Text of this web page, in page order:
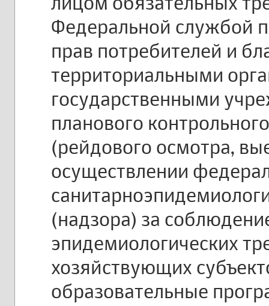
Федеральной службой
прав потребителей и
территориальными
государственными
планового
(рейдового осмотра,
осуществлении
(надзора) за
эпидемиологических
хозяйствующих
образовательные